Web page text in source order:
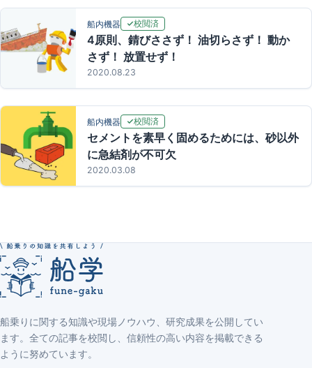
船内機器 校閲済
4原則、錆びささず！ 油切らさず！ 動か
さず！ 放置せず！
2020.08.23
船内機器 校閲済
セメントを素早く固めるためには、砂以外
に急結剤が不可欠
2020.03.08
船乗りに関する知識や現場ノウハウ、研究成果を公開してい
ます。全ての記事を校閲し、信頼性の高い内容を掲載できる
ように努めています。